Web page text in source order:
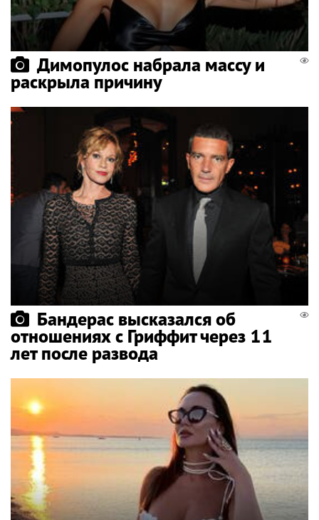
Димопулос набрала массу и
раскрыла причину
Бандерас высказался об
отношениях с Гриффит через 11
лет после развода